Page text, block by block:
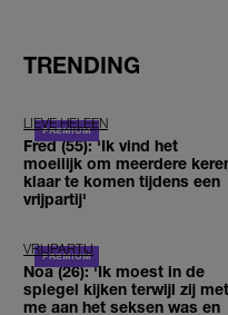
TRENDING
LIEVE HELEEN
Fred (55): 'Ik vind het
moeilijk om meerdere
klaar te komen tijdens een
vrijpartij'
VRIJPARTIJ
Noa (26): 'Ik moest in de
spiegel kijken terwijl zij met
me aan het seksen was en